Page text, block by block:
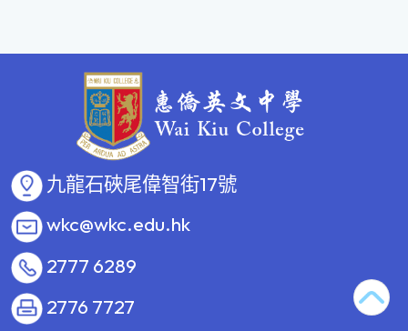
九龍石硤尾偉智街17號
wkc@wkc.edu.hk
2777 6289
2776 7727